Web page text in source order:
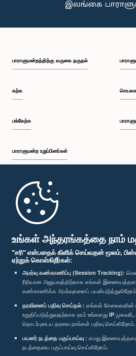
உங்கள் அந்தரங்கத்தை நாம்
"சரி" என்பதைக் கிளிக் செய்வதன் மூலம்,
ஏற்றுக் கொள்கிறீர்கள்:
அமர்வு கண்காணிப்பு (Session Tracking):
ரீதியான அனுபவத்திற்காக எங்கள்
கண்காணிக்க அமர்வுகளைப்
தரவினைப் பதிவு செய்தல் : எங்கள் சேவைகளின்
உறுதிப்படுத்துவதற்காக நாம் உங்களது IP
தொடர்புடைய தரவை நாங்கள் பதிவு செய்கிறோம்.
பயனர் நடத்தை பகுப்பாய்வு : எமது
நடத்தையை பகுப்பாய்வு செய்கிறோம்.
பாராளுமன்றத்திற்கு வருகை தருதல்
கற்க
பங்கேற்க
பாராளுமன்ற உறுப்பினர்கள்
முதற்பக்கம்
பாராளுமன்ற கையடக்க செயலி
எம்மை பின்தொடர்க :
விருதுகள்
தனியுரிமைக் கொள்கை